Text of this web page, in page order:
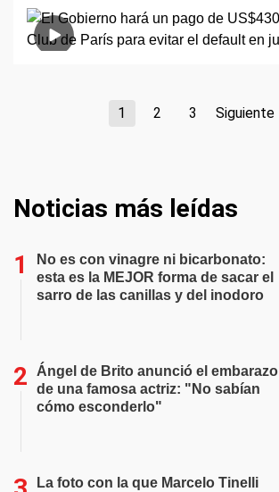
1 2 3 Siguiente
Noticias más leídas
No es con vinagre ni bicarbonato:
esta es la MEJOR forma de sacar el
sarro de las canillas y del inodoro
Ángel de Brito anunció el embarazo
de una famosa actriz: "No sabían
cómo esconderlo"
La foto con la que Marcelo Tinelli